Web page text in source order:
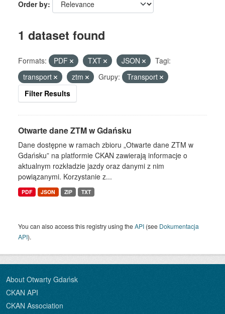
Order by
1 dataset found
Formats: PDF TXT JSON
Tagi:
transport
ztm Grupy:
Transport
Filter Results
Otwarte dane ZTM w Gdańsku
Dane dostępne w ramach zbioru „Otwarte dane ZTM w
Gdańsku” na platformie CKAN zawierają informacje o
aktualnym rozkładzie jazdy oraz danymi z nim
powiązanymi. Korzystanie z...
PDF JSON ZIP TXT
You can also access this registry using theAPI (see Dokumentacja
API).
About Otwarty Gdańsk
CKAN API
CKAN Association